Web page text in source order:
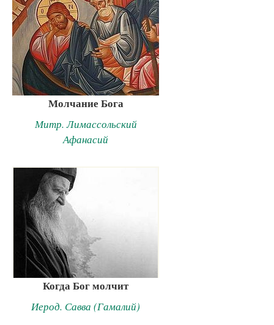
Молчание Бога
Митр. Лимассольский
Афанасий
Когда Бог молчит
Иерод. Савва (Гамалий)